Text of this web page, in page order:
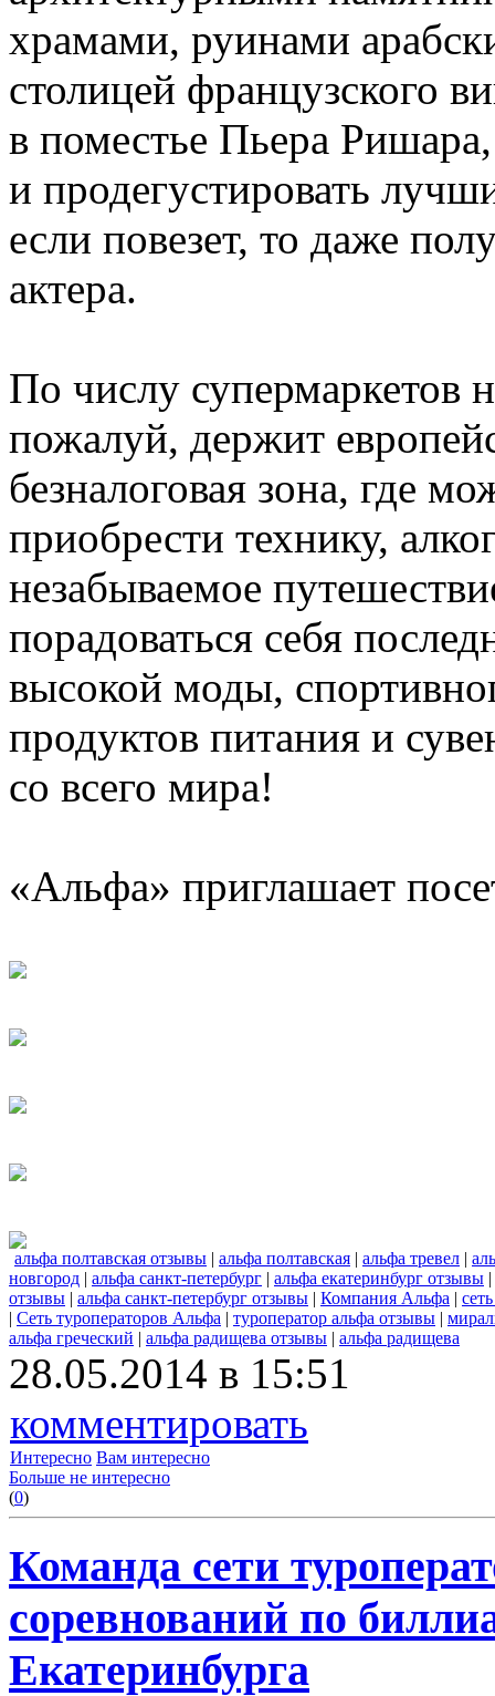
храмами, руинами
столицей французского
в поместье Пьера
и продегустировать
если повезет, то даже
актера.
По числу супермаркетов
пожалуй, держит
безналоговая зона, где
приобрести технику,
незабываемое
порадоваться себя
высокой моды,
продуктов питания и
со всего мира!
«Альфа» приглашает
альфа полтавская отзывы | альфа полтавская | альфа тревел |
новгород | альфа санкт-петербург | альфа екатеринбург отзывы |
отзывы | альфа санкт-петербург отзывы | Компания Альфа |
| Сеть туроператоров Альфа | туроператор альфа отзывы |
альфа греческий | альфа радищева отзывы | альфа радищева
28.05.2014 в 15:51
комментировать
Интересно Вам интересно
Больше не интересно
(0)
Команда сети
соревнований по
Екатеринбурга